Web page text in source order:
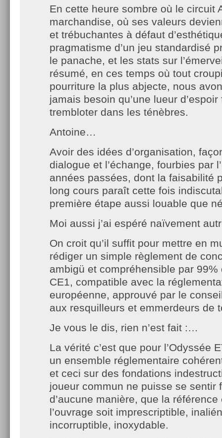
En cette heure sombre où le circuit
marchandise, où ses valeurs
et trébuchantes à défaut
pragmatisme d’un jeu standardisé
le panache, et les stats sur
résumé, en ces temps où tout
pourriture la plus abjecte, nous
jamais besoin qu’une lueur
trembloter dans les ténèbres.
Antoine…
Avoir des idées d’organisation,
dialogue et l’échange, fourbies par
années passées, dont la faisabilité
long cours paraît cette fois
première étape aussi louable que
Moi aussi j’ai espéré naïvement
On croit qu’il suffit pour mettre en
rédiger un simple règlement de
ambigü et compréhensible par 99%
CE1, compatible avec la
européenne, approuvé par le
aux resquilleurs et emmerdeurs de
Je vous le dis, rien n’est fait :…
La vérité c’est que pour l’Odyssée
un ensemble réglementaire
et ceci sur des fondations
joueur commun ne puisse se sentir
d’aucune manière, que la
l’ouvrage soit imprescriptible,
incorruptible, inoxydable.